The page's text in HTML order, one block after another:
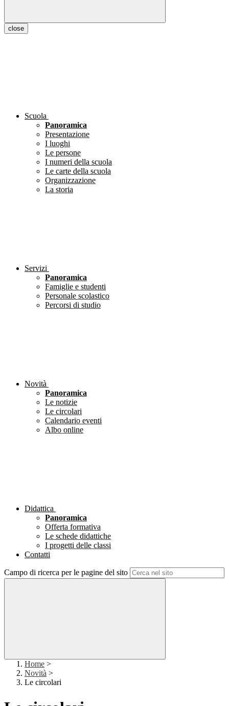
close
Scuola
Panoramica
Presentazione
I luoghi
Le persone
I numeri della scuola
Le carte della scuola
Organizzazione
La storia
Servizi
Panoramica
Famiglie e studenti
Personale scolastico
Percorsi di studio
Novità
Panoramica
Le notizie
Le circolari
Calendario eventi
Albo online
Didattica
Panoramica
Offerta formativa
Le schede didattiche
I progetti delle classi
Contatti
Campo di ricerca per le pagine del sito
Home >
Novità >
Le circolari